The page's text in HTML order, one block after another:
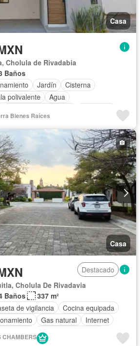
Casa
Cholula de Rivadabia
Baños
Jardín
Cisterna
polivalente
Agua
Permite mascotas
Bienes Raíces
Casa
Destacado
Cholula De Rivadavia
Baños
337 m²
de vigilancia
Cocina equipada
Gas natural
Internet
Televisión por cable
CHAMBERS